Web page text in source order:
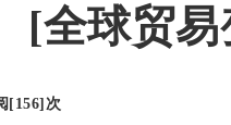
[全球贸
[156]次